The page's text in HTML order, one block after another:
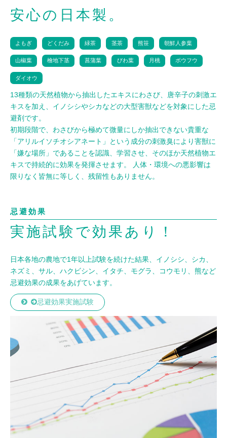
安心の日本製。
よもぎ どくだみ 緑茶 茎茶 熊笹 朝鮮人参葉
山椒葉 檜地下茎 菖蒲葉 びわ葉 月桃 ボウフウ
ダイオウ
13種類の天然植物から抽出したエキスにわさび、唐辛子の刺激エ
キスを加え、イノシシやシカなどの大型害獣などを対象にした忌
避剤です。
初期段階で、わさびから極めて微量にしか抽出できない貴重な
「アリルイソチオシアネート」という成分の刺激臭により害獣に
「嫌な場所」であることを認識、学習させ、そのほか天然植物エ
キスで持続的に効果を発揮させます。 人体・環境への悪影響は
限りなく皆無に等しく、残留性もありません。
忌避効果
実施試験で効果あり！
日本各地の農地で1年以上試験を続けた結果、イノシシ、シカ、
ネズミ、サル、ハクビシン、イタチ、モグラ、コウモリ、熊など
忌避効果の成果をあげています。
忌避効果実施試験